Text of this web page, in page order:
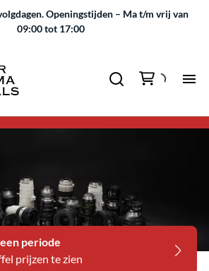
Openingstijden – Ma t/m vrij van
09:00 tot 17:00